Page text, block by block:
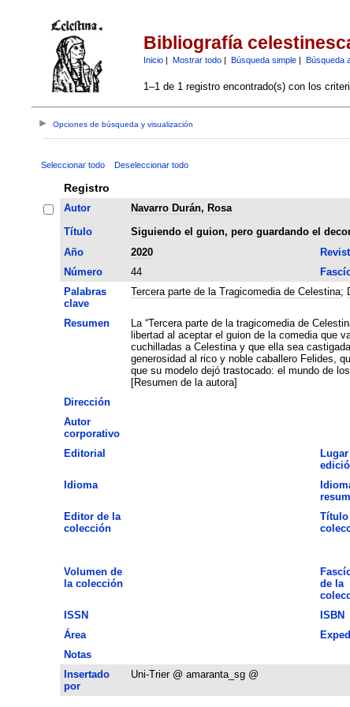
Bibliografía
Inicio| Mostrar todo| Búsqueda simple| Búsqueda
1–1 de 1 registro encontrado(s) con los
Opciones de búsqueda y visualización
Seleccionar todo Deseleccionar todo
Registro
Autor
Navarro Durán, Rosa
Título
Siguiendo el guion, pero guardando el
Año
2020
Número
44
Palabras
clave
Tercera parte de la Tragicomedia de Celestina;
Resumen
La “Tercera parte de la tragicomedia de
libertad al aceptar el guion de la comedia que
cuchilladas a Celestina y que ella sea castigada como
generosidad al rico y noble caballero Felides,
que su modelo dejó trastocado: el mundo de
[Resumen de la autora]
Dirección
Autor
corporativo
Editorial
Idioma
Editor de la
colección
Título
Volumen de
la colección
de la
ISSN ISBN
Área
Notas
Insertado
por
Uni-Trier @ amaranta_sg @